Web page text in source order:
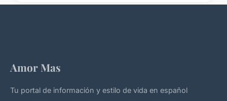
Amor Mas
Tu portal de información y estilo de vida en español